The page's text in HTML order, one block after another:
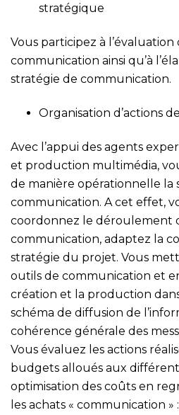
stratégique
Vous participez à l’évaluation
communication ainsi qu’à
stratégie de communication.
Organisation d’actions
Avec l’appui des agents
et production multimédia,
de manière opérationnelle la
communication. A cet effet,
coordonnez le déroulement
communication, adaptez la
stratégie du projet. Vous
outils de communication et
création et la production
schéma de diffusion de
cohérence générale des
Vous évaluez les actions
budgets alloués aux
optimisation des coûts en
les achats « communication »